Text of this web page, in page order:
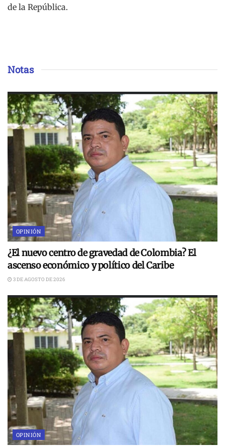
de la República.
Notas
OPINIÓN
¿El nuevo centro de gravedad de Colombia? El
ascenso económico y político del Caribe
3 DE AGOSTO DE 2026
OPINIÓN